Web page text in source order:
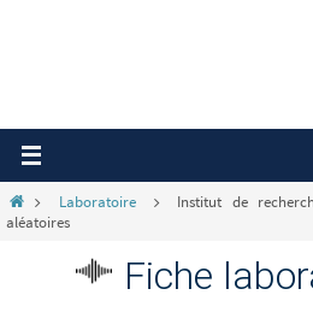
HomeLaboratoire
Institut de
aléatoires
Fiche